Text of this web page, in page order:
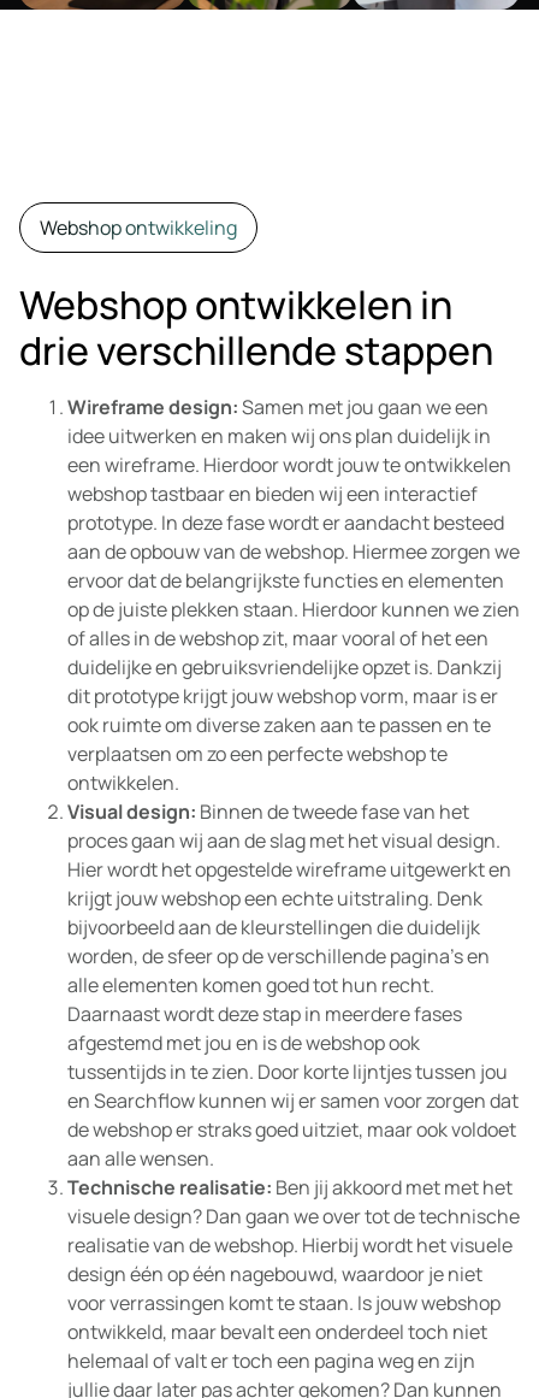
Webshop ontwikkeling
Webshop ontwikkelen in
drie verschillende stappen
Wireframe design:Samen met jou gaan we een
idee uitwerken en maken wij ons plan duidelijk in
een wireframe. Hierdoor wordt jouw te ontwikkelen
webshop tastbaar en bieden wij een interactief
prototype. In deze fase wordt er aandacht besteed
aan de opbouw van de webshop. Hiermee zorgen we
ervoor dat de belangrijkste functies en elementen
op de juiste plekken staan. Hierdoor kunnen we zien
of alles in de webshop zit, maar vooral of het een
duidelijke en gebruiksvriendelijke opzet is. Dankzij
dit prototype krijgt jouw webshop vorm, maar is er
ook ruimte om diverse zaken aan te passen en te
verplaatsen om zo een perfecte webshop te
ontwikkelen.
Visual design: Binnen de tweede fase van het
proces gaan wij aan de slag met het visual design.
Hier wordt het opgestelde wireframe uitgewerkt en
krijgt jouw webshop een echte uitstraling. Denk
bijvoorbeeld aan de kleurstellingen die duidelijk
worden, de sfeer op de verschillende pagina’s en
alle elementen komen goed tot hun recht.
Daarnaast wordt deze stap in meerdere fases
afgestemd met jou en is de webshop ook
tussentijds in te zien. Door korte lijntjes tussen jou
en Searchflow kunnen wij er samen voor zorgen dat
de webshop er straks goed uitziet, maar ook voldoet
aan alle wensen.
Technische realisatie: Ben jij akkoord met met het
visuele design? Dan gaan we over tot de technische
realisatie van de webshop. Hierbij wordt het visuele
design één op één nagebouwd, waardoor je niet
voor verrassingen komt te staan. Is jouw webshop
ontwikkeld, maar bevalt een onderdeel toch niet
helemaal of valt er toch een pagina weg en zijn
jullie daar later pas achter gekomen? Dan kunnen